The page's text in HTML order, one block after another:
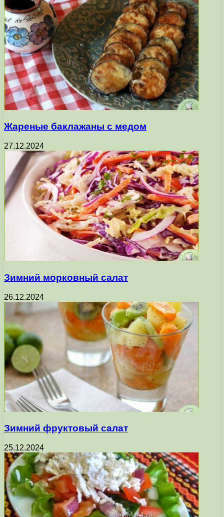
Жареные баклажаны с медом
27.12.2024
Зимний морковный салат
26.12.2024
Зимний фруктовый салат
25.12.2024